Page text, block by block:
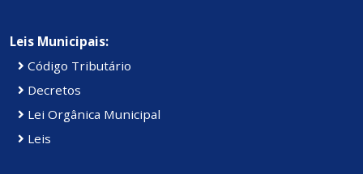
Leis Municipais:
Código Tributário
Decretos
Lei Orgânica Municipal
Leis